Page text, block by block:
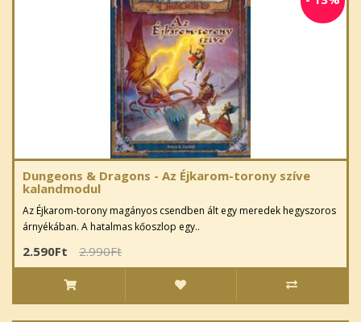
Dungeons & Dragons - Az Éjkarom-torony szíve
kalandmodul
Az Éjkarom-torony magányos csendben ált egy meredek hegyszoros
árnyékában. A hatalmas kőoszlop egy..
2.590Ft 2.990Ft